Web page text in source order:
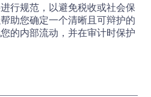
行规范，以避免税收或社会保
助您确定一个清晰且可辩护的
的内部流动，并在审计时保护